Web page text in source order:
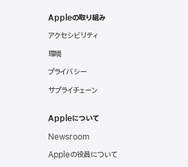
Appleの取り組み
アクセシビリティ
環境
プライバシー
サプライチェーン
Appleについて
Newsroom
Appleの役員について